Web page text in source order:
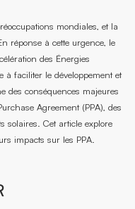
mondiales, et la
réponse à cette urgence, le
des Énergies
à faciliter le développement et
des conséquences majeures
Agreement (PPA), des
solaires. Cet article explore
impacts sur les PPA.